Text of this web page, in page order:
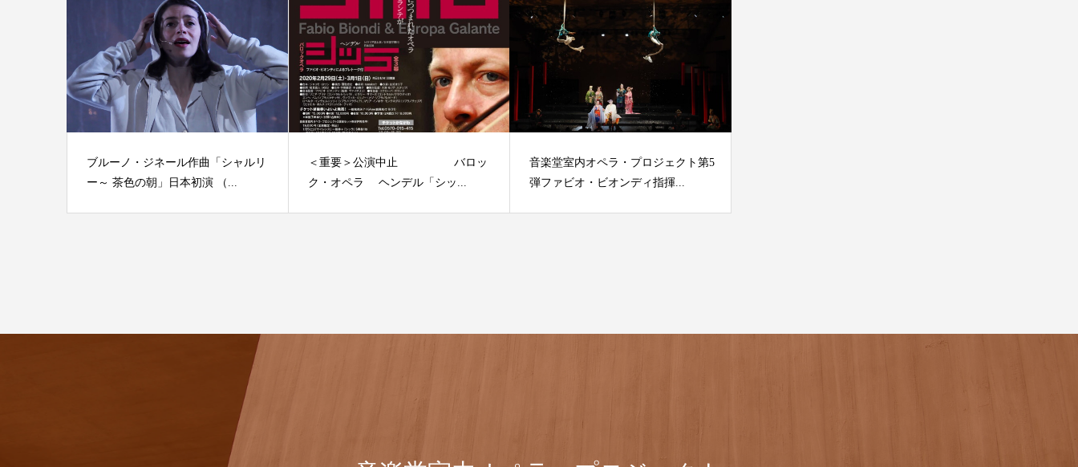
ブルーノ・ジネール作曲「シャルリ
ー～ 茶色の朝」日本初演 （...
＜重要＞公演中止 バロッ
ク・オペラ ヘンデル「シッ...
音楽堂室内オペラ・プロジェクト第5
弾ファビオ・ビオンディ指揮...